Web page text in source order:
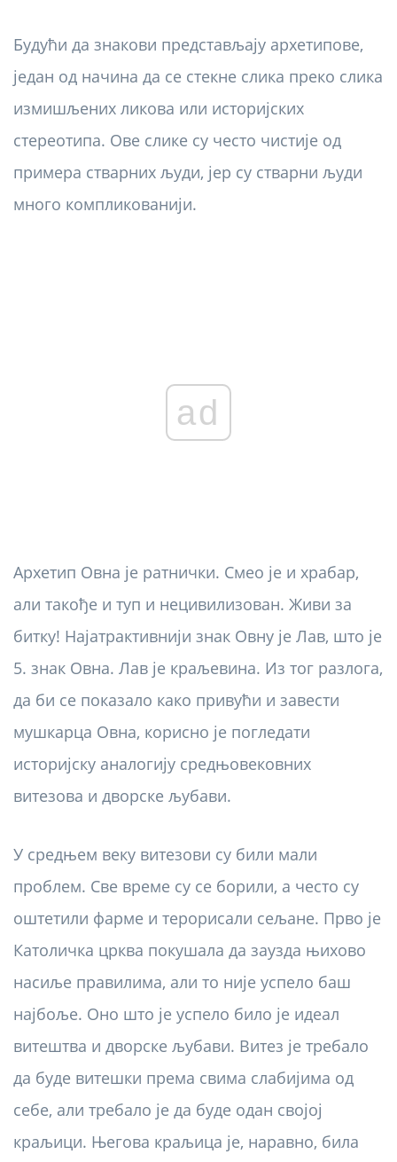
Будући да знакови представљају архетипове,
један од начина да се стекне слика преко слика
измишљених ликова или историјских
стереотипа. Ове слике су често чистије од
примера стварних људи, јер су стварни људи
много компликованији.
ad
Архетип Овна је ратнички. Смео је и храбар,
али такође и туп и нецивилизован. Живи за
битку! Најатрактивнији знак Овну је Лав, што је
5. знак Овна. Лав је краљевина. Из тог разлога,
да би се показало како привући и завести
мушкарца Овна, корисно је погледати
историјску аналогију средњовековних
витезова и дворске љубави.
У средњем веку витезови су били мали
проблем. Све време су се борили, а често су
оштетили фарме и терорисали сељане. Прво је
Католичка црква покушала да заузда њихово
насиље правилима, али то није успело баш
најбоље. Оно што је успело било је идеал
витештва и дворске љубави. Витез је требало
да буде витешки према свима слабијима од
себе, али требало је да буде одан својој
краљици. Његова краљица је, наравно, била